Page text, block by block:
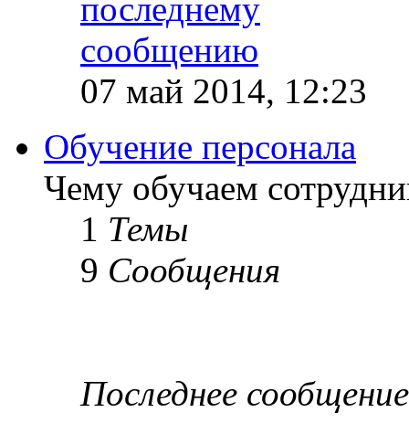
07 май 2014, 12:23
Обучение персонала
Чему обучаем
1 Темы
9 Сообщения
Последнее сообщение